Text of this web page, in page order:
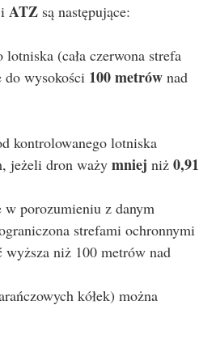
i ATZ są następujące:
(cała czerwona strefa
do wysokości 100 metrów nad
kontrolowanego lotniska
jeżeli dron waży mniej niż 0,91
porozumieniu z danym
strefami ochronnymi
niż 100 metrów nad
kółek) można